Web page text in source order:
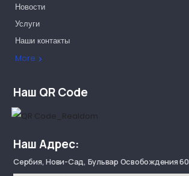
More
Новости
Услуги
Наши контакты
Наши партнеры
Наш QR Code
Наш Адрес:
Сербия, Нови-Сад, Бульвар Освобождения 60